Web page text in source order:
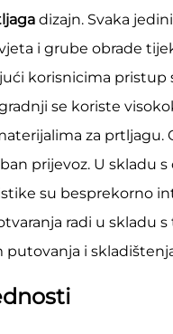
dizajn. Svaka
i grube obrade
korisnicima
se koriste
za prtljagu.
prijevoz. U skladu s
su besprekorno
radi u skladu
i